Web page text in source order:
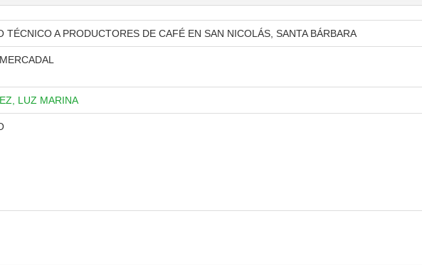
TÉCNICO A PRODUCTORES DE CAFÉ EN SAN NICOLÁS, SANTA BÁRBARA
LUZ MARINA